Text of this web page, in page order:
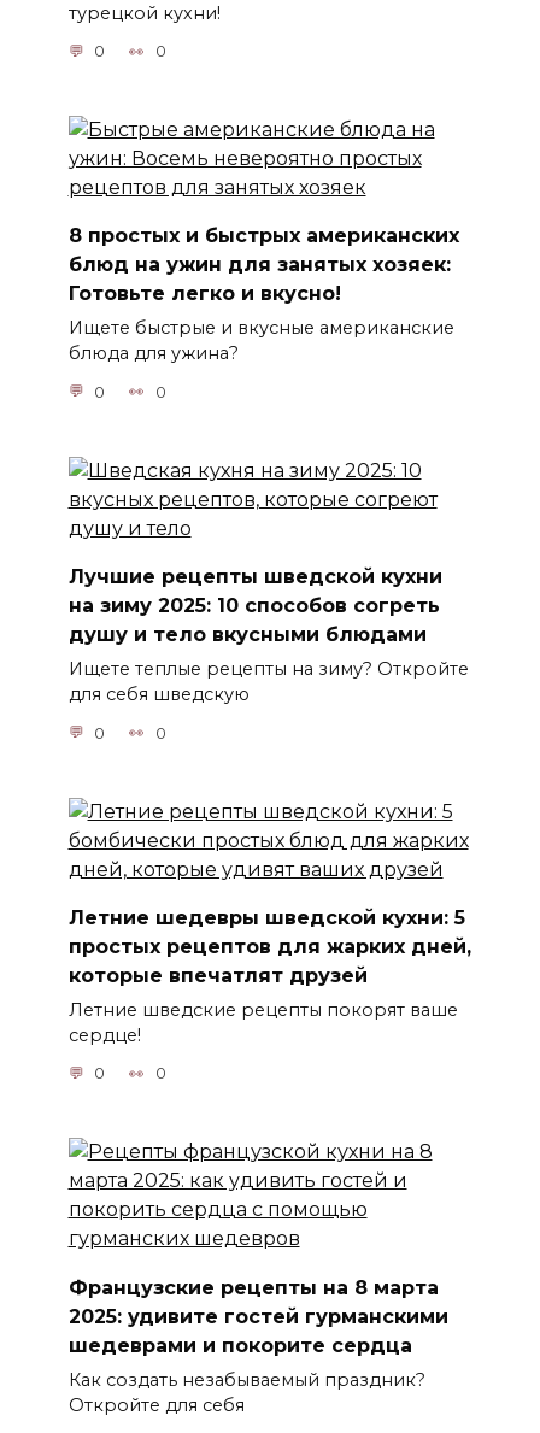
турецкой кухни!
0 0
8 простых и быстрых американских
блюд на ужин для занятых хозяек:
Готовьте легко и вкусно!
Ищете быстрые и вкусные американские
блюда для ужина?
0 0
Лучшие рецепты шведской кухни
на зиму 2025: 10 способов согреть
душу и тело вкусными блюдами
Ищете теплые рецепты на зиму? Откройте
для себя шведскую
0 0
Летние шедевры шведской кухни: 5
простых рецептов для жарких дней,
которые впечатлят друзей
Летние шведские рецепты покорят ваше
сердце!
0 0
Французские рецепты на 8 марта
2025: удивите гостей гурманскими
шедеврами и покорите сердца
Как создать незабываемый праздник?
Откройте для себя